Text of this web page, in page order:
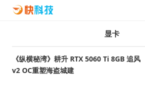
显卡
《纵横秘湾》耕升 RTX 5060 Ti 8GB 追风
v2 OC重塑海盗城建